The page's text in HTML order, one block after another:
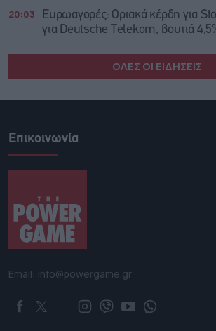
20:03
Ευρωαγορές: Οριακά κέρδη για
για Deutsche Telekom, βουτιά
ΟΛΕΣ ΟΙ ΕΙΔΗΣΕΙΣ
Επικοινωνία
Email: info@powergame.gr